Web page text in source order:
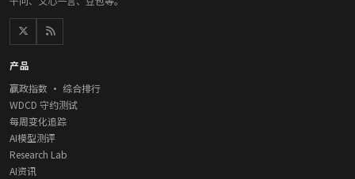
产品
赢政指数 · 综合排行
WDCD 守约测试
每周变化追踪
AI模型测评
Research Lab
AI资讯